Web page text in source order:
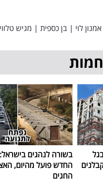
אמנון לוי | בן כספית | מגיש
בשורה לנהגים
החדש פועל מהיום,
החגים